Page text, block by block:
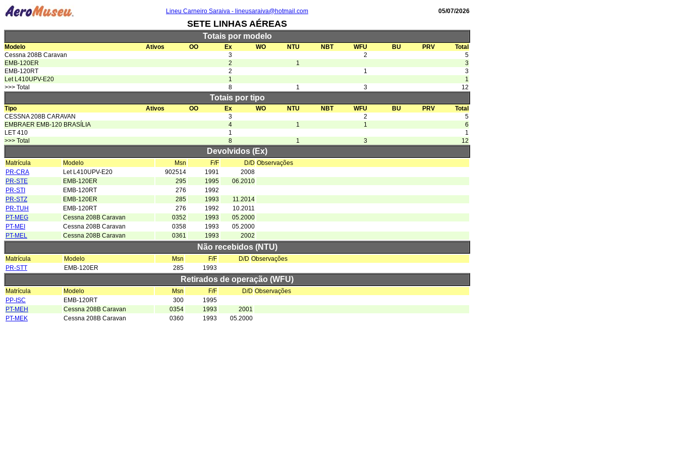
Lineu Carneiro Saraiva - lineusaraiva@hotmail.com 05/07/2026
SETE LINHAS AÉREAS
Totais por modelo
Modelo Ativos OO Ex WO NTU NBT WFU BU PRV
Total
Cessna 208B Caravan
3 2
5
EMB-120ER
2 1
3
EMB-120RT
2 1
3
Let L410UPV-E20
1
1
>>> Total
8 1 3 12
Totais por tipo
Tipo Ativos OO Ex WO NTU NBT WFU BU PRV
Total
CESSNA 208B CARAVAN
3 2
5
EMBRAER EMB-120 BRASÍLIA
4 1 1
6
LET 410
1
1
>>> Total
8 1 3 12
Devolvidos (Ex)
Matrícula Modelo Msn F/F D/D Observações
PR-CRA
Let L410UPV-E20 902514 1991
2008
PR-STE
EMB-120ER 295 1995
06.2010
PR-STI
EMB-120RT 276
1992
PR-STZ
EMB-120ER 285 1993
11.2014
PR-TUH
EMB-120RT 276 1992
10.2011
PT-MEG
Cessna 208B Caravan 0352 1993
05.2000
PT-MEI
Cessna 208B Caravan 0358 1993
05.2000
PT-MEL
Cessna 208B Caravan 0361 1993 2002
Não recebidos (NTU)
Matrícula Modelo Msn F/F D/D Observações
PR-STT
EMB-120ER 285 1993
Retirados de operação (WFU)
Matrícula Modelo Msn F/F D/D Observações
PP-ISC
EMB-120RT 300
1995
PT-MEH
Cessna 208B Caravan 0354 1993
2001
PT-MEK
Cessna 208B Caravan 0360 1993 05.2000